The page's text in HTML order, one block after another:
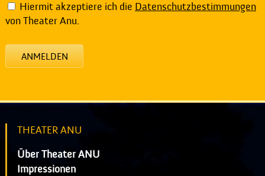
Hiermit akzeptiere ich die Datenschutzbestimmungen
von Theater Anu.
ANMELDEN
THEATER ANU
Über Theater ANU
Impressionen